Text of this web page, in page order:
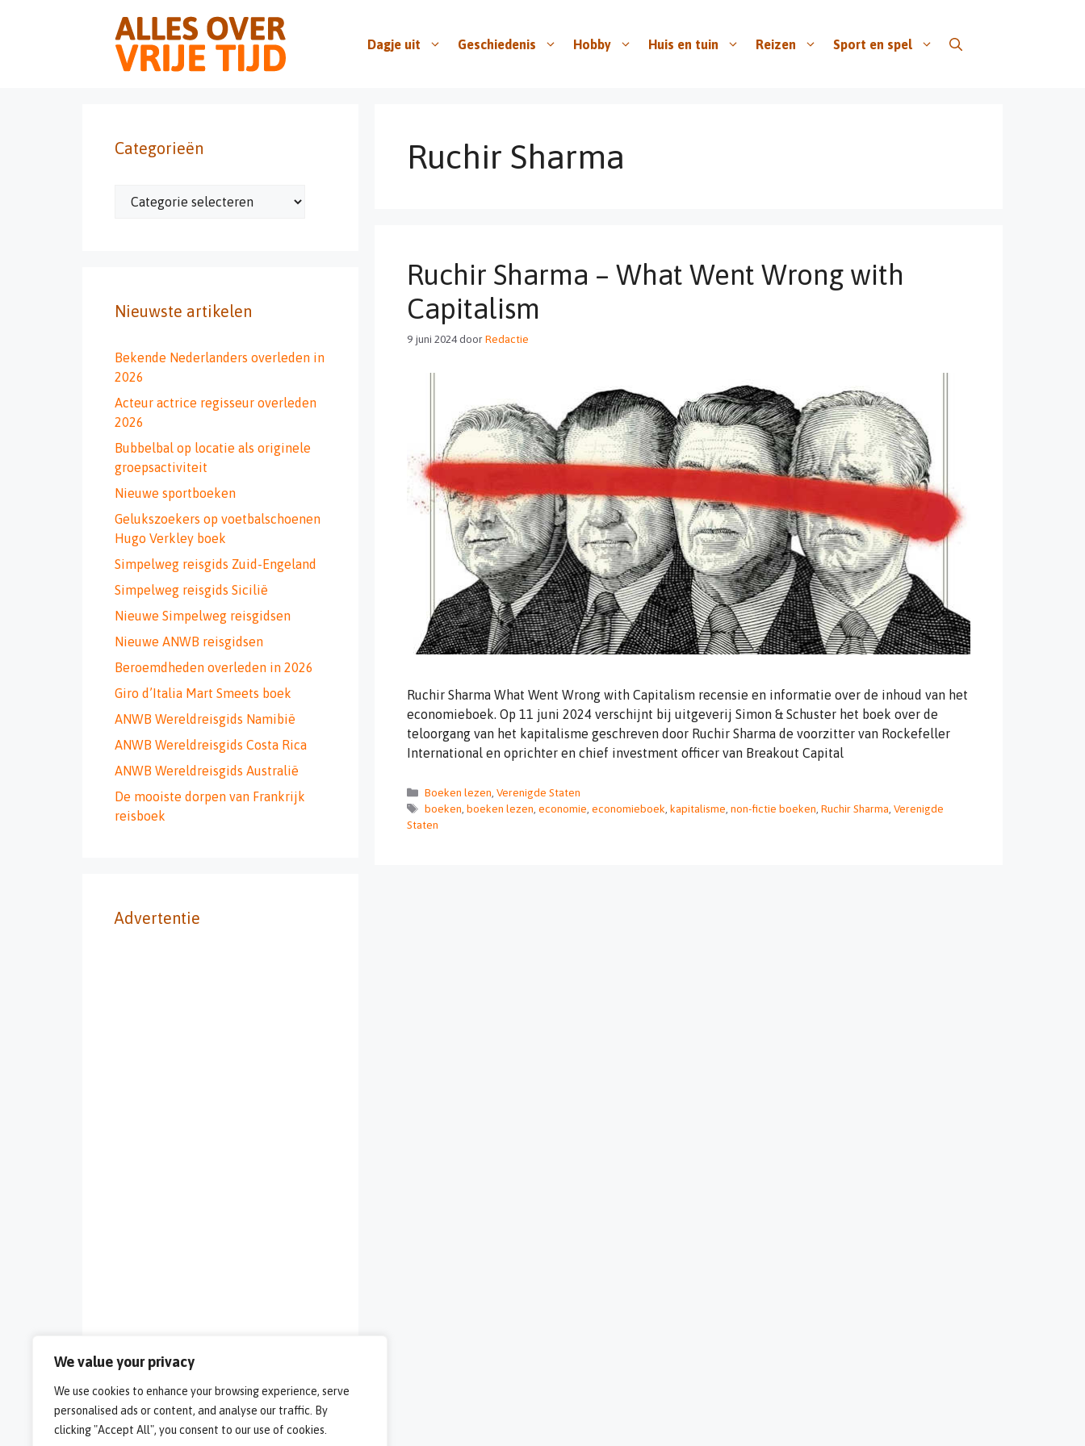
We value your privacy
We use cookies to enhance your browsing experience, serve
personalised ads or content, and analyse our traffic. By
clicking "Accept All", you consent to our use of cookies.
Dagje uit Geschiedenis Hobby Huis en tuin Reizen Sport en spel
Ruchir Sharma
Ruchir Sharma – What Went Wrong with
Capitalism
9 juni 2024doorRedactie
Ruchir Sharma What Went Wrong with Capitalism recensie en informatie over de inhoud van het
economieboek. Op 11 juni 2024 verschijnt bij uitgeverij Simon & Schuster het boek over de
teloorgang van het kapitalisme geschreven door Ruchir Sharma de voorzitter van Rockefeller
International en oprichter en chief investment officer van Breakout Capital
Categorieën
Boeken lezen Verenigde Staten
Tags
boeken boeken lezen economie economieboek kapitalisme non-fictie boeken Ruchir Sharma Verenigde
Staten
Categorieën
Categorieën
Nieuwste artikelen
Bekende Nederlanders overleden in
2026
Acteur actrice regisseur overleden
2026
Bubbelbal op locatie als originele
groepsactiviteit
Nieuwe sportboeken
Gelukszoekers op voetbalschoenen
Hugo Verkley boek
Simpelweg reisgids Zuid-Engeland
Simpelweg reisgids Sicilië
Nieuwe Simpelweg reisgidsen
Nieuwe ANWB reisgidsen
Beroemdheden overleden in 2026
Giro d’Italia Mart Smeets boek
ANWB Wereldreisgids Namibië
ANWB Wereldreisgids Costa Rica
ANWB Wereldreisgids Australië
De mooiste dorpen van Frankrijk
reisboek
Advertentie